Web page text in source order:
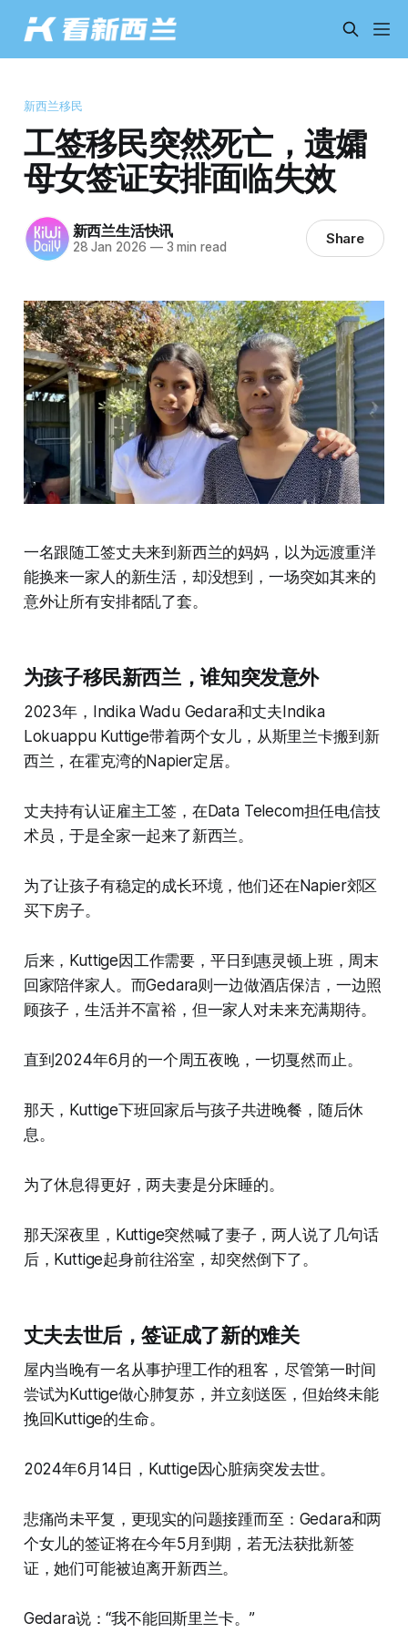
新西兰移民
工签移民突然死亡，遗孀
母女签证安排面临失效
新西兰生活快讯
28 Jan 2026 —3 min read Share
一名跟随工签丈夫来到新西兰的妈妈，以为远渡重洋
能换来一家人的新生活，却没想到，一场突如其来的
意外让所有安排都乱了套。
为孩子移民新西兰，谁知突发意外
2023年，Indika Wadu Gedara和丈夫Indika
Lokuappu Kuttige带着两个女儿，从斯里兰卡搬到新
西兰，在霍克湾的Napier定居。
丈夫持有认证雇主工签，在Data Telecom担任电信技
术员，于是全家一起来了新西兰。
为了让孩子有稳定的成长环境，他们还在Napier郊区
买下房子。
后来，Kuttige因工作需要，平日到惠灵顿上班，周末
回家陪伴家人。而Gedara则一边做酒店保洁，一边照
顾孩子，生活并不富裕，但一家人对未来充满期待。
直到2024年6月的一个周五夜晚，一切戛然而止。
那天，Kuttige下班回家后与孩子共进晚餐，随后休
息。
为了休息得更好，两夫妻是分床睡的。
那天深夜里，Kuttige突然喊了妻子，两人说了几句话
后，Kuttige起身前往浴室，却突然倒下了。
丈夫去世后，签证成了新的难关
屋内当晚有一名从事护理工作的租客，尽管第一时间
尝试为Kuttige做心肺复苏，并立刻送医，但始终未能
挽回Kuttige的生命。
2024年6月14日，Kuttige因心脏病突发去世。
悲痛尚未平复，更现实的问题接踵而至：Gedara和两
个女儿的签证将在今年5月到期，若无法获批新签
证，她们可能被迫离开新西兰。
Gedara说：“我不能回斯里兰卡。”